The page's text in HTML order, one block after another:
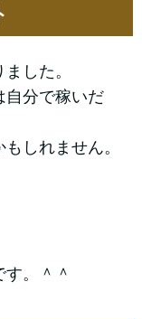
した。
自分で稼いだ
しれません。
。＾＾